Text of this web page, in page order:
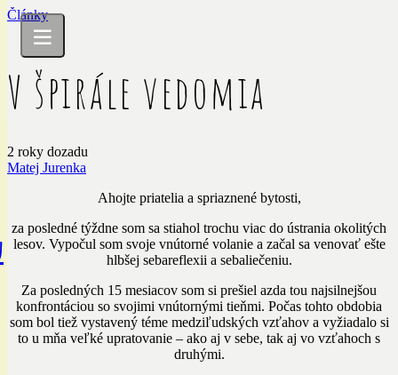
Články
V špirále vedomia
2 roky dozadu
Matej Jurenka
Ahojte priatelia a spriaznené bytosti,
za posledné týždne som sa stiahol trochu viac do ústrania okolitých
lesov. Vypočul som svoje vnútorné volanie a začal sa venovať ešte
hlbšej sebareflexii a sebaliečeniu.
Za posledných 15 mesiacov som si prešiel azda tou najsilnejšou
konfrontáciou so svojimi vnútornými tieňmi. Počas tohto obdobia
som bol tiež vystavený téme medziľudských vzťahov a vyžiadalo si
to u mňa veľké upratovanie – ako aj v sebe, tak aj vo vzťahoch s
druhými.